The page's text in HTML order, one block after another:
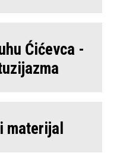
Ćićevca -
materijal